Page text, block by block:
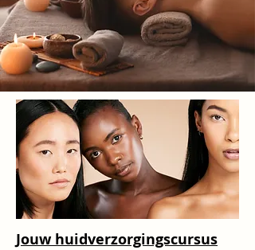
Jouw huidverzorgingscursus